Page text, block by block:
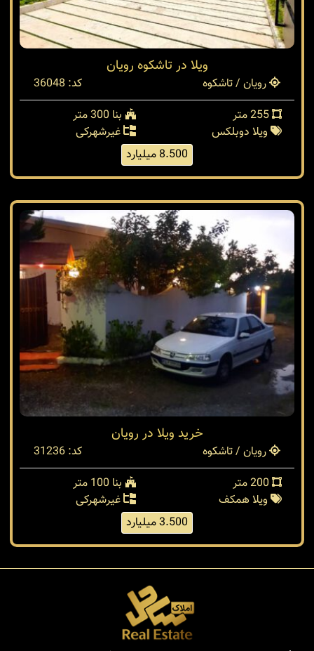
ویلا در تاشکوه رویان
رویان / تاشکوه
کد: 36048
بنا 300 متر
ویلا دوبلکس
غیرشهرکی
8.500 میلیارد
خرید ویلا در رویان
رویان / تاشکوه
کد: 31236
بنا 100 متر
ویلا همکف
غیرشهرکی
3.500 میلیارد